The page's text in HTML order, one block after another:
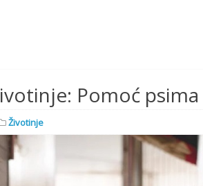
Pomoć psima
Životinje